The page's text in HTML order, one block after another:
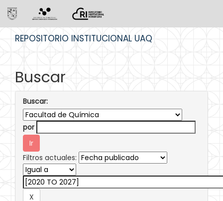
REPOSITORIO INSTITUCIONAL UAQ
Buscar
Buscar:
por
Filtros actuales: